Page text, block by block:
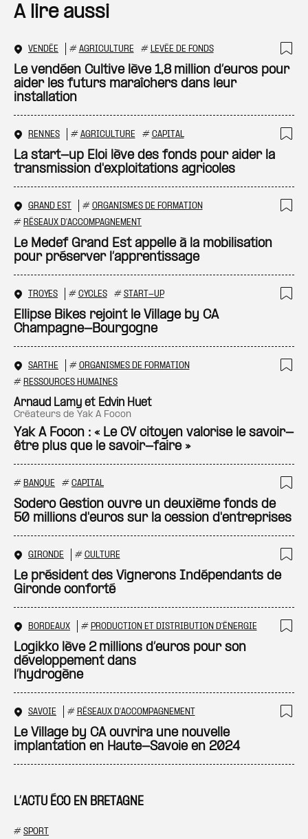
L’ACTU ÉCO EN BRETAGNE
# SPORT
A lire aussi
VENDÉE # AGRICULTURE # LEVÉE DE FONDS
Le vendéen Cultive lève 1,8 million d’euros pour
aider les futurs maraîchers dans leur
installation
RENNES # AGRICULTURE # CAPITAL
La start-up Eloi lève des fonds pour aider la
transmission d'exploitations agricoles
GRAND EST # ORGANISMES DE FORMATION
# RÉSEAUX D'ACCOMPAGNEMENT
Le Medef Grand Est appelle à la mobilisation
pour préserver l’apprentissage
TROYES # CYCLES # START-UP
Ellipse Bikes rejoint le Village by CA
Champagne-Bourgogne
SARTHE # ORGANISMES DE FORMATION
# RESSOURCES HUMAINES
Arnaud Lamy et Edvin Huet
créateurs de Yak A Focon
Yak A Focon : « Le CV citoyen valorise le savoir-
être plus que le savoir-faire »
# BANQUE # CAPITAL
Sodero Gestion ouvre un deuxième fonds de
50 millions d'euros sur la cession d'entreprises
GIRONDE # CULTURE
Le président des Vignerons Indépendants de
Gironde conforté
BORDEAUX # PRODUCTION ET DISTRIBUTION D'ÉNERGIE
Logikko lève 2 millions d’euros pour son
développement dans
l’hydrogène
SAVOIE # RÉSEAUX D'ACCOMPAGNEMENT
Le Village by CA ouvrira une nouvelle
implantation en Haute-Savoie en 2024